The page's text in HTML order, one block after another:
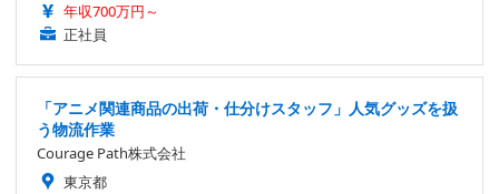
年収700万円～
正社員
「アニメ関連商品の出荷・仕分けスタッフ」人気グッズを扱
う物流作業
Courage Path株式会社
東京都